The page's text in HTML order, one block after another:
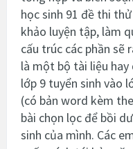
học sinh 91 đề thi
khảo luyện tập, làm
cấu trúc các phần sẽ
là một bộ tài liệu hay
lớp 9 tuyển sinh vào
(có bản word kèm
bài chọn lọc để bồi
sinh của mình. Các